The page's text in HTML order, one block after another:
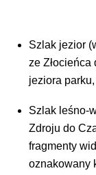
Szlak jezior
ze
jeziora
Szlak leśno-
Zdroju do
fragmenty
oznakowany